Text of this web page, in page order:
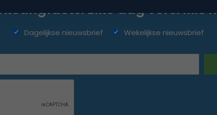
Elke dag vers. Mis
Dagelijkse nieuwsbrief Wekelijkse nieuwsbrief